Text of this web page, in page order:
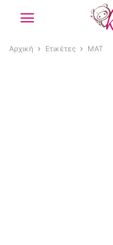
Αρχική Ετικέτες ΜΑΤ